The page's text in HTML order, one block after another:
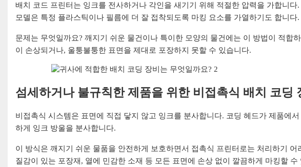
배치 코드 프린터는 잉크를 전사하거나 각인을 새기기 위해 적절한 압력을 가합니
모델은 특정 플라스틱이나 필름에 더 잘 접착되도록 마킹 요소를 가열하기도 합니다.
문제는 무엇일까요? 깨지기 쉬운 물건이나 특이한 모양의 물건에는 이 방법이 적합
이 손상되거나, 울퉁불퉁한 표면을 제대로 포장하지 못할 수 있습니다.
섬세하거나 불규칙한 제품을 위한 비접촉식 배치 코딩
비접촉식 시스템은 표면에 직접 닿지 않고 잉크를 분사합니다. 코딩 헤드가 제품에
하게 잉크 방울을 분사합니다.
이 방식은 깨지기 쉬운 물품을 안전하게 보호하면서 접촉식 프린터로는 처리하기
질감이 있는 포장재, 열에 민감한 소재 등 모든 표면에 손상 없이 깔끔하게 마킹할 수